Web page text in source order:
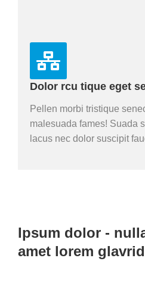
Dolor rcu tique eget
Pellen morbi tristique
malesuada fames! Suada
lacus nec dolor suscipit
Ipsum dolor -
amet lorem